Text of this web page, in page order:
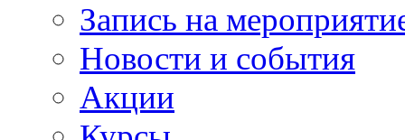
Запись на
Новости и события
Акции